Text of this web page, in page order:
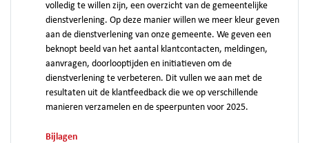
volledig te willen zijn, een overzicht van de gemeentelijke
dienstverlening. Op deze manier willen we meer kleur geven
aan de dienstverlening van onze gemeente. We geven een
beknopt beeld van het aantal klantcontacten, meldingen,
aanvragen, doorlooptijden en initiatieven om de
dienstverlening te verbeteren. Dit vullen we aan met de
resultaten uit de klantfeedback die we op verschillende
manieren verzamelen en de speerpunten voor 2025.
Bijlagen